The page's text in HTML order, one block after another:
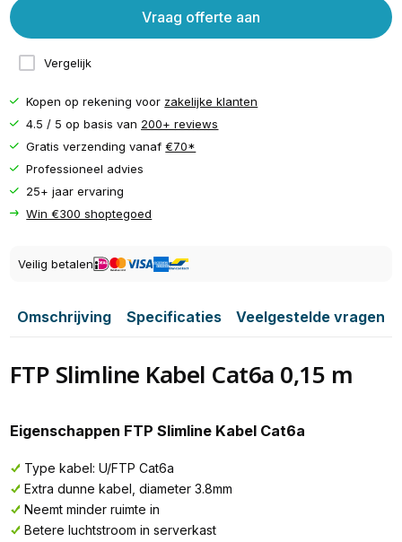
Vergelijk
Vraag offerte aan
Kopen op rekening voor zakelijke klanten
4.5 / 5 op basis van 200+ reviews
Gratis verzending vanaf€70*
Professioneel advies
25+ jaar ervaring
Win €300 shoptegoed
Veilig betalen
Omschrijving Specificaties Veelgestelde vragen
FTP Slimline Kabel Cat6a 0,15 m
Eigenschappen FTP Slimline Kabel Cat6a
Type kabel: U/FTP Cat6a
Extra dunne kabel, diameter 3.8mm
Neemt minder ruimte in
Betere luchtstroom in serverkast